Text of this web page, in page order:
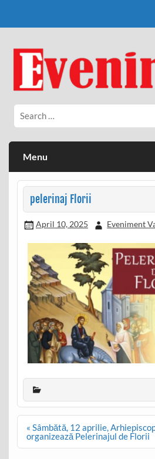
Eveniment Valcean
Menu
pelerinaj Florii
April 10, 2025 Eveniment
Post
navigation
« Sâmbătă, 12 aprilie,
organizează Pelerinajul de Florii